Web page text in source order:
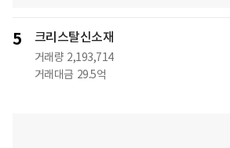
5 크리스탈신소재
거래량 2,193,714
거래대금 29.5억